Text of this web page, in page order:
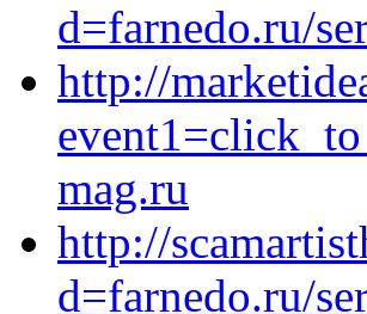
d=farnedo.ru/
http://
mag.ru
http://
d=farnedo.ru/